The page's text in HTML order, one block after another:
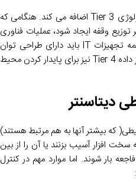
امکانات Tier 4 تحمل خطا را به توپولوژی Tier 3 اضافه می کند. هنگامی که
وقفه ایجاد شود، عملیات فناوری
اطلاعات تحت تأثیر قرار نمی گیرد. همه تجهیزات IT باید دارای طراحی توان
تحمل خطا باشند تا سازگار باشند. مراکز داده Tier 4 نیز برای پایدار کردن محیط
دیتاسنتر
که بیشتر آنها به هم مرتبط هستند)
افزار آسیب بزنند یا آن را از بین
بار شوند. اما موارد مهم در کنترل